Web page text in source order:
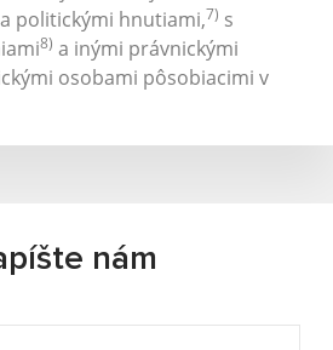
politickými hnutiami,7) s
8) a inými právnickými
osobami pôsobiacimi v
nám